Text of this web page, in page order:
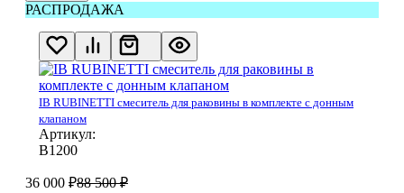
РАСПРОДАЖА
IB RUBINETTI смеситель для раковины в комплекте c донным
клапаном
Артикул:
B1200
36 000 ₽88 500 ₽